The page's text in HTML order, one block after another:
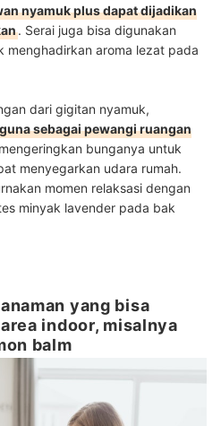
nyamuk plus dapat dijadikan
. Serai juga bisa digunakan
menghadirkan aroma lezat pada
dari gigitan nyamuk,
sebagai pewangi ruangan
bunganya untuk
menyegarkan udara rumah.
momen relaksasi dengan
minyak lavender pada bak
yang bisa
indoor, misalnya
balm